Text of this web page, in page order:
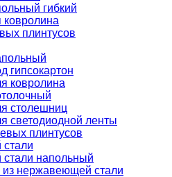
гибкий
ковролина
плинтусов
гипсокартон
ковролина
столешниц
светодиодной ленты
плинтусов
напольный
из нержавеющей стали